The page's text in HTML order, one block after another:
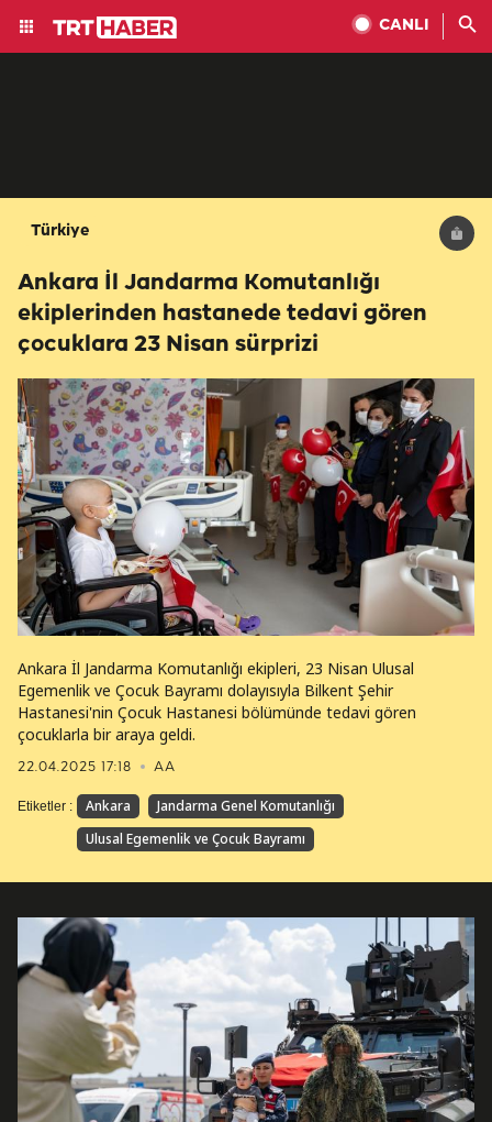
CANLI
Türkiye
Ankara İl Jandarma Komutanlığı
ekiplerinden hastanede tedavi gören
çocuklara 23 Nisan sürprizi
22.04.2025 17:18 AA
Ankara İl Jandarma Komutanlığı ekipleri, 23 Nisan Ulusal
Egemenlik ve Çocuk Bayramı dolayısıyla Bilkent Şehir
Hastanesi'nin Çocuk Hastanesi bölümünde tedavi gören
çocuklarla bir araya geldi.
Etiketler : Ankara
Jandarma Genel Komutanlığı
Ulusal Egemenlik ve Çocuk Bayramı